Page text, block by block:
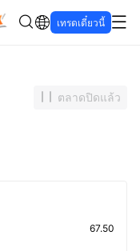
เทรดเดี๋ยวนี้
ตลาดปิดแล้ว